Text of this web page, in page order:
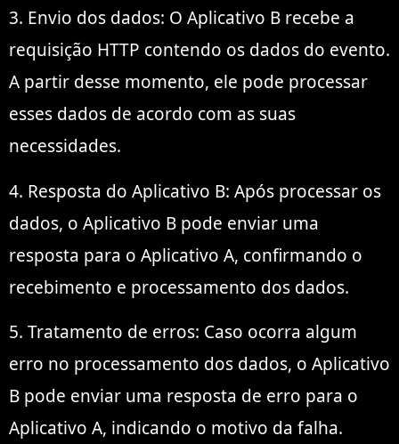
3. Envio dos dados: O Aplicativo B recebe a
requisição HTTP contendo os dados do evento.
A partir desse momento, ele pode processar
esses dados de acordo com as suas
necessidades.
4. Resposta do Aplicativo B: Após processar os
dados, o Aplicativo B pode enviar uma
resposta para o Aplicativo A, confirmando o
recebimento e processamento dos dados.
5. Tratamento de erros: Caso ocorra algum
erro no processamento dos dados, o Aplicativo
B pode enviar uma resposta de erro para o
Aplicativo A, indicando o motivo da falha.